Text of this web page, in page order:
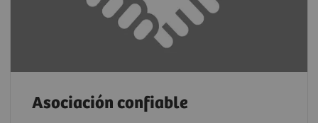
Asociación confiable